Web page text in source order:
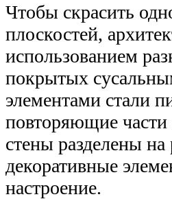
Чтобы скрасить
плоскостей,
использованием
покрытых
элементами стали
повторяющие
стены разделены
декоративные
настроение.